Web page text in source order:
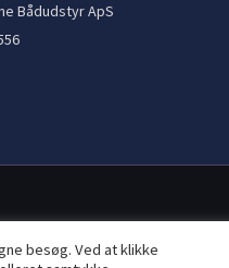
Bådudstyr ApS
besøg. Ved at klikke